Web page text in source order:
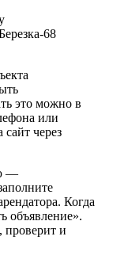
68
это можно в
или
через
—
Когда
объявление».
проверит и